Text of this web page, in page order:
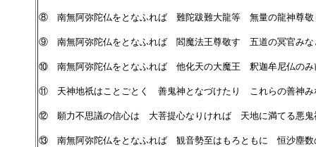
⑧ 南無阿弥陀仏をとなふれば 難陀跋難大龍等 無量の龍神尊敬
⑨ 南無阿弥陀仏をとなふれば 閻魔法王尊敬す 五道の冥官みな
⑩ 南無阿弥陀仏をとなふれば 他化天の大魔王 釈迦牟尼仏のみ
⑪ 天神地祇はことごとく 善鬼神となづけたり これらの善神み
⑫ 願力不思議の信心は 大菩提心なりければ 天地に満てる悪鬼
⑬ 南無阿弥陀仏をとなふれば 観音勢至はもろともに 恒沙塵数